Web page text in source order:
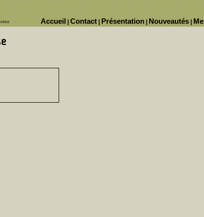
Nouveautés
Présentation
Contact
Accueil